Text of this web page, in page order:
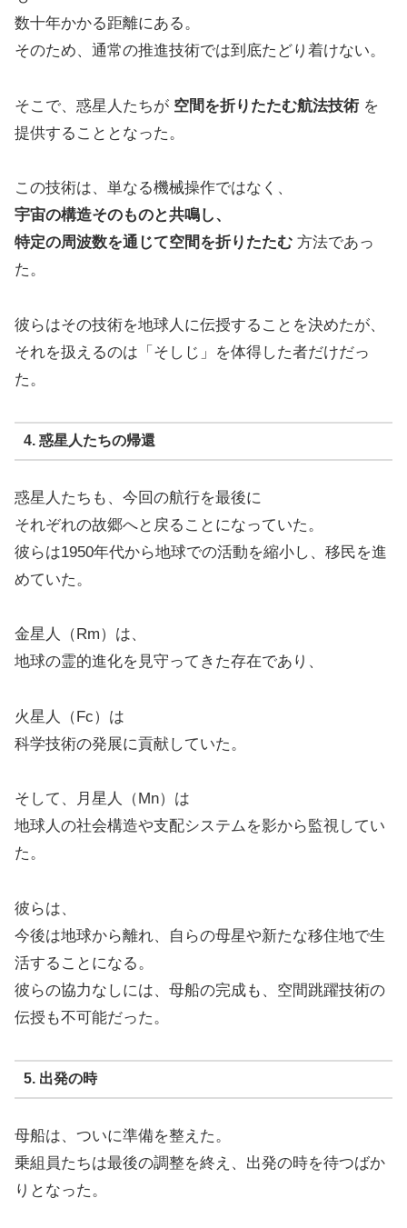
数十年かかる距離にある。
そのため、通常の推進技術では到底たどり着けない。
そこで、惑星人たちが 空間を折りたたむ航法技術を
提供することとなった。
この技術は、単なる機械操作ではなく、
宇宙の構造そのものと共鳴し、
特定の周波数を通じて空間を折りたたむ 方法であっ
た。
彼らはその技術を地球人に伝授することを決めたが、
それを扱えるのは「そしじ」を体得した者だけだっ
た。
4. 惑星人たちの帰還
惑星人たちも、今回の航行を最後に
それぞれの故郷へと戻ることになっていた。
彼らは1950年代から地球での活動を縮小し、移民を進
めていた。
金星人（Rm）は、
地球の霊的進化を見守ってきた存在であり、
火星人（Fc）は
科学技術の発展に貢献していた。
そして、月星人（Mn）は
地球人の社会構造や支配システムを影から監視してい
た。
彼らは、
今後は地球から離れ、自らの母星や新たな移住地で生
活することになる。
彼らの協力なしには、母船の完成も、空間跳躍技術の
伝授も不可能だった。
5. 出発の時
母船は、ついに準備を整えた。
乗組員たちは最後の調整を終え、出発の時を待つばか
りとなった。